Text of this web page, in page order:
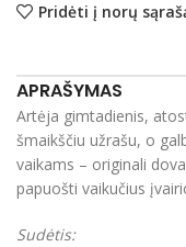
Pridėti į norų
APRAŠYMAS
Artėja gimtadienis,
šmaikščiu užrašu, o
vaikams – originali
papuošti vaikučius
Sudėtis: